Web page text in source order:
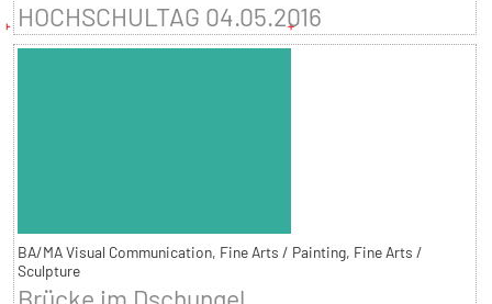
HOCHSCHULTAG 04.05.2016
BA/MA Visual Communication, Fine Arts / Painting, Fine Arts /
Sculpture